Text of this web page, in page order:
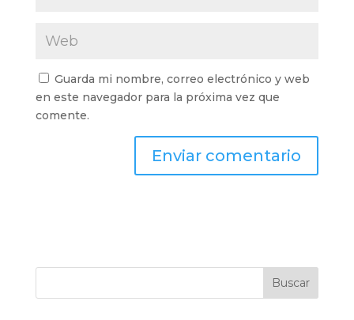
Guarda mi nombre, correo electrónico y web
en este navegador para la próxima vez que
comente.